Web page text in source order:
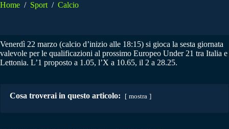
Home / Sport / Calcio
Venerdì 22 marzo (calcio d’inizio alle 18:15) si gioca la sesta giornata
valevole per le qualificazioni al prossimo Europeo Under 21 tra Italia e
Lettonia. L’1 proposto a 1.05, l’X a 10.65, il 2 a 28.25.
Cosa troverai in questo articolo: mostra